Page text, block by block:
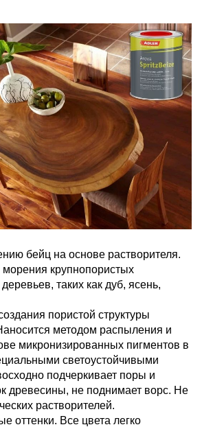
бейц на основе растворителя.
крупнопористых
таких как дуб, ясень,
пористой структуры
методом распыления и
микронизированных пигментов в
светоустойчивыми
подчеркивает поры и
древесины, не поднимает ворс. Не
растворителей.
оттенки. Все цвета легко